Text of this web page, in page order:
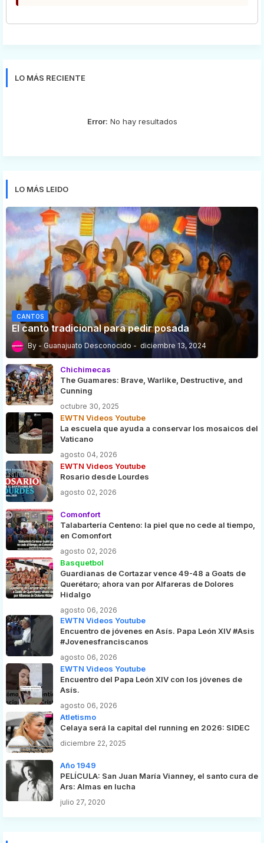
LO MÁS RECIENTE
Error: No hay resultados
LO MÁS LEIDO
CANTOS
El canto tradicional para pedir posada
Guanajuato Desconocido diciembre 13, 2024
Chichimecas
The Guamares: Brave, Warlike, Destructive, and
Cunning
octubre 30, 2025
EWTN Videos Youtube
La escuela que ayuda a conservar los mosaicos del
Vaticano
agosto 04, 2026
EWTN Videos Youtube
Rosario desde Lourdes
agosto 02, 2026
Comonfort
Talabartería Centeno: la piel que no cede al tiempo,
en Comonfort
agosto 02, 2026
Basquetbol
Guardianas de Cortazar vence 49-48 a Goats de
Querétaro; ahora van por Alfareras de Dolores
Hidalgo
agosto 06, 2026
EWTN Videos Youtube
Encuentro de jóvenes en Asís. Papa León XIV #Asis
#Jovenesfranciscanos
agosto 06, 2026
EWTN Videos Youtube
Encuentro del Papa León XIV con los jóvenes de
Asís.
agosto 06, 2026
Atletismo
Celaya será la capital del running en 2026: SIDEC
diciembre 22, 2025
Año 1949
PELÍCULA: San Juan María Vianney, el santo cura de
Ars: Almas en lucha
julio 27, 2020